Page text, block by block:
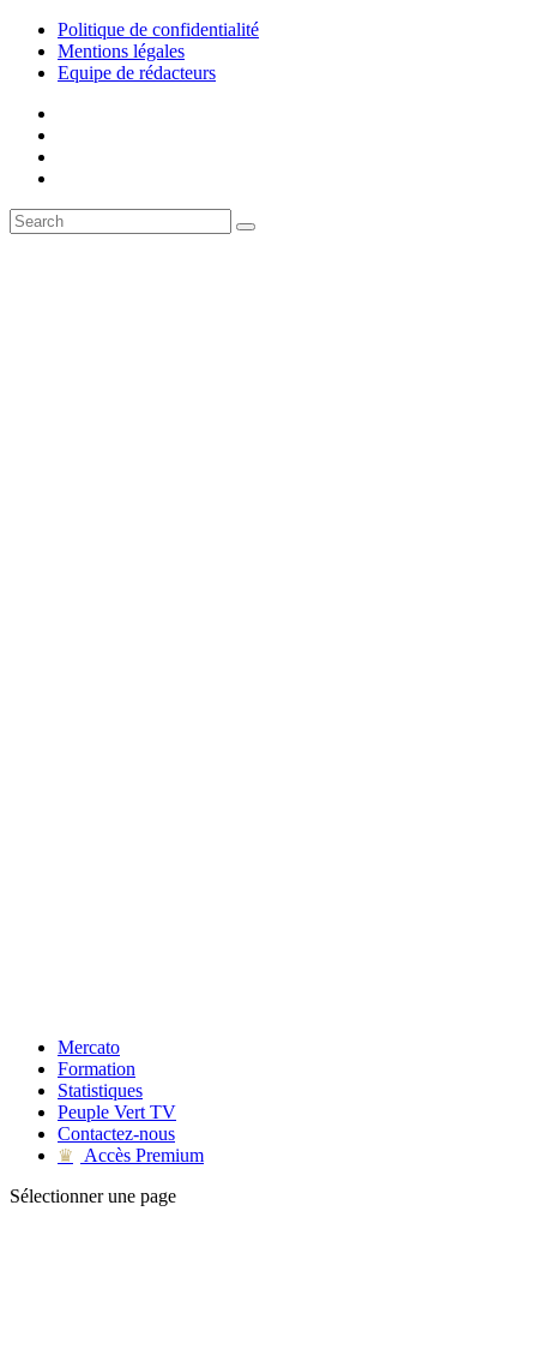
Politique de confidentialité
Mentions légales
Equipe de rédacteurs
Mercato
Formation
Statistiques
Peuple Vert TV
Contactez-nous
♛
Accès Premium
Sélectionner une page